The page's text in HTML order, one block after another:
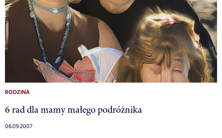
RODZINA
6 rad dla mamy małego podróżnika
06.09.2007